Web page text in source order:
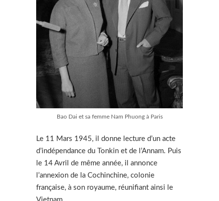
Bao Dai et sa femme Nam Phuong à Paris
Le 11 Mars 1945, il donne lecture d’un acte
d’indépendance du Tonkin et de l’Annam. Puis
le 14 Avril de même année, il annonce
l’annexion de la Cochinchine, colonie
française, à son royaume, réunifiant ainsi le